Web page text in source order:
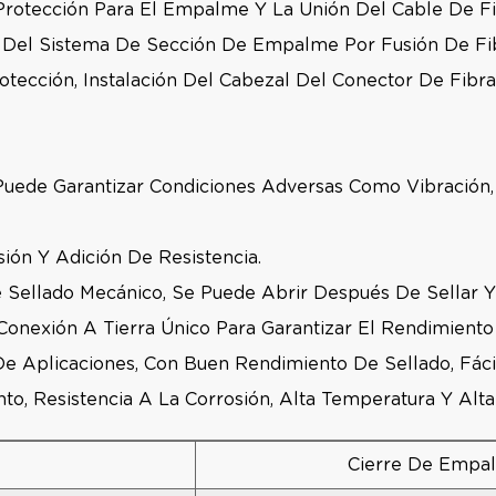
Para El Empalme Y La Unión Del Cable De
Sistema De Sección De Empalme Por Fusión De
Instalación Del Cabezal Del Conector De
Garantizar Condiciones Adversas Como
Y Adición De Resistencia.
Mecánico, Se Puede Abrir Después De Sellar
A Tierra Único Para Garantizar El
Aplicaciones, Con Buen Rendimiento De Sellado,
Resistencia A La Corrosión, Alta Temperatura Y
Cierre De